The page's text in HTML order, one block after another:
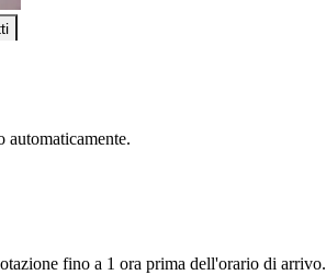
automaticamente.
fino a 1 ora prima dell'orario di arrivo.